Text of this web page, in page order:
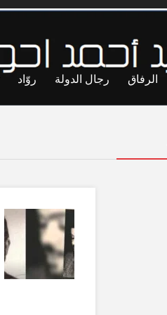
الرفاق رجال الدولة روّاد